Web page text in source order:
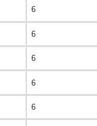
6
6
6
6
6